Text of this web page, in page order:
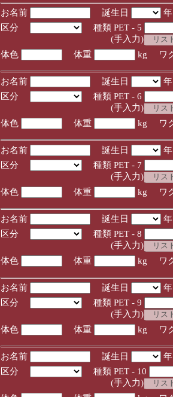
お名前 誕生日
区分
種類 PET - 5
(手入力)
体色
体重 kg ワ
お名前 誕生日
区分
種類 PET - 6
(手入力)
体色
体重 kg ワ
お名前 誕生日
区分
種類 PET - 7
(手入力)
体色
体重 kg ワ
お名前 誕生日
区分
種類 PET - 8
(手入力)
体色
体重 kg ワ
お名前 誕生日
区分
種類 PET - 9
(手入力)
体色
体重 kg ワ
お名前 誕生日
区分
種類 PET - 10
(手入力)